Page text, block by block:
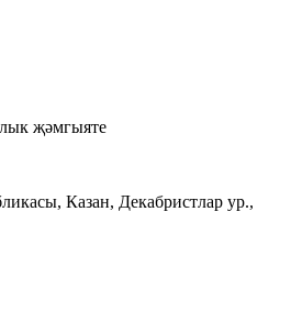
җәмгыяте
Казан, Декабристлар ур.,